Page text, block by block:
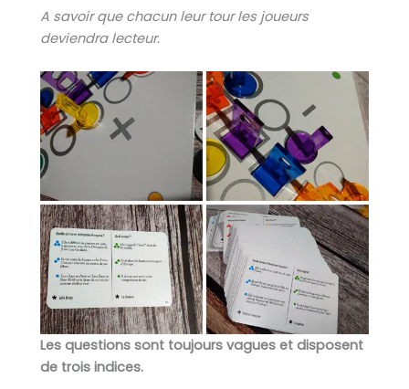
A savoir que chacun leur tour les joueurs
deviendra lecteur.
Les questions sont toujours vagues et disposent
de trois indices.